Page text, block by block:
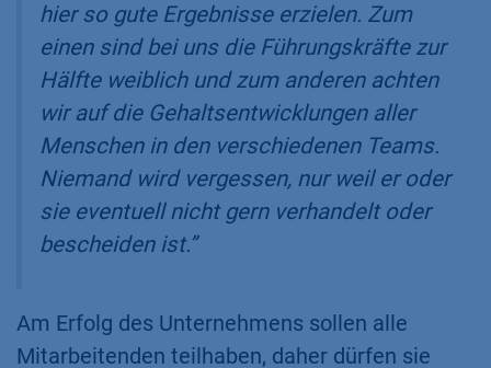
hier so gute Ergebnisse erzielen. Zum
einen sind bei uns die Führungskräfte zur
Hälfte weiblich und zum anderen achten
wir auf die Gehaltsentwicklungen aller
Menschen in den verschiedenen Teams.
Niemand wird vergessen, nur weil er oder
sie eventuell nicht gern verhandelt oder
bescheiden ist.”
Am Erfolg des Unternehmens sollen alle
Mitarbeitenden teilhaben, daher dürfen sie